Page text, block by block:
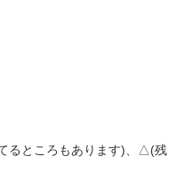
ところもあります)、△(残